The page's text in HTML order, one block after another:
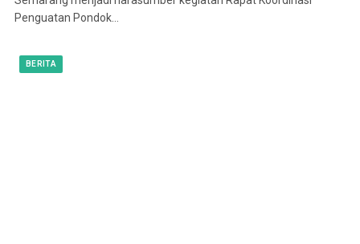
Penguatan Pondok…
BERITA